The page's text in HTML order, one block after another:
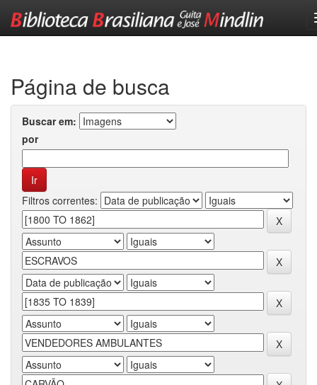
Página de busca
Buscar em:
por
Filtros correntes: